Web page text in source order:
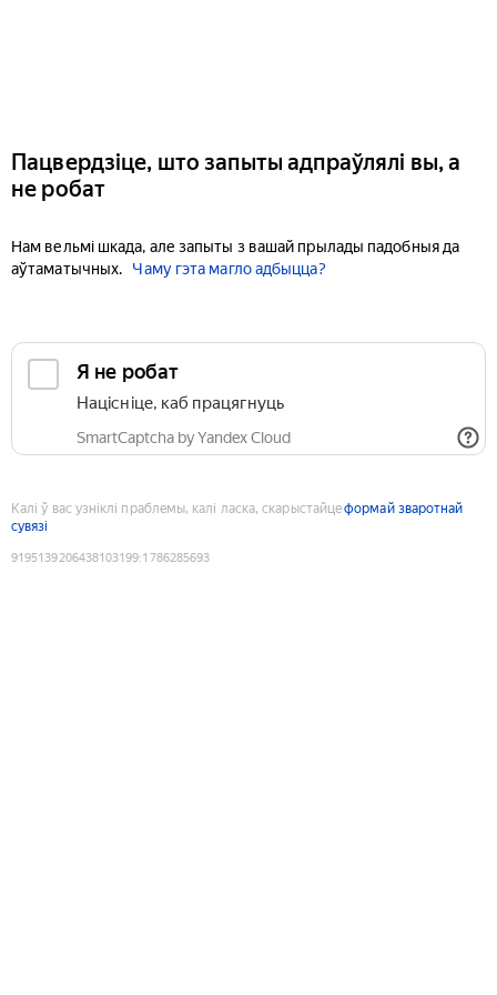
Пацвердзіце, што запыты адпраўлялі вы, а
не робат
Нам вельмі шкада, але запыты з вашай прылады падобныя да
аўтаматычных.
Чаму гэта магло адбыцца?
Я не робат
Націсніце, каб працягнуць
SmartCaptcha by Yandex Cloud
Калі ў вас узніклі праблемы, калі ласка, скарыстайцеформай зваротнай
сувязі
9195139206438103199:1786285693